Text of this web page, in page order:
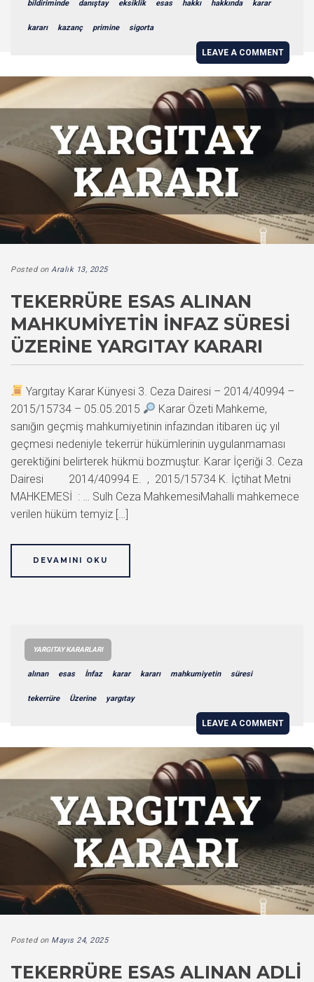
bildiriminde danıştay eksiklik esas hakkı hakkında karar
kararı kazanç primine sigorta
LEAVE A COMMENT
Posted on Aralık 13, 2025
TEKERRÜRE ESAS ALINAN
MAHKUMIYETIN İNFAZ SÜRESI
ÜZERINE YARGITAY KARARI
Yargıtay Karar Künyesi 3. Ceza Dairesi – 2014/40994 –
2015/15734 – 05.05.2015
Karar Özeti Mahkeme,
sanığın geçmiş mahkumiyetinin infazından itibaren üç yıl
geçmesi nedeniyle tekerrür hükümlerinin uygulanmaması
gerektiğini belirterek hükmü bozmuştur. Karar İçeriği 3. Ceza
Dairesi 2014/40994 E. , 2015/15734 K. İçtihat Metni
MAHKEMESİ : … Sulh Ceza MahkemesiMahalli mahkemece
verilen hüküm temyiz […]
DEVAMINI OKU
YARGITAY KARARLARI
alınan esas İnfaz karar kararı mahkumiyetin süresi
tekerrüre Üzerine yargıtay
LEAVE A COMMENT
Posted on Mayıs 24, 2025
TEKERRÜRE ESAS ALINAN ADLI